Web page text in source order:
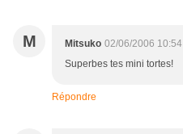
M Mitsuko 02/06/2006 10:54
Superbes tes mini tortes!
Répondre